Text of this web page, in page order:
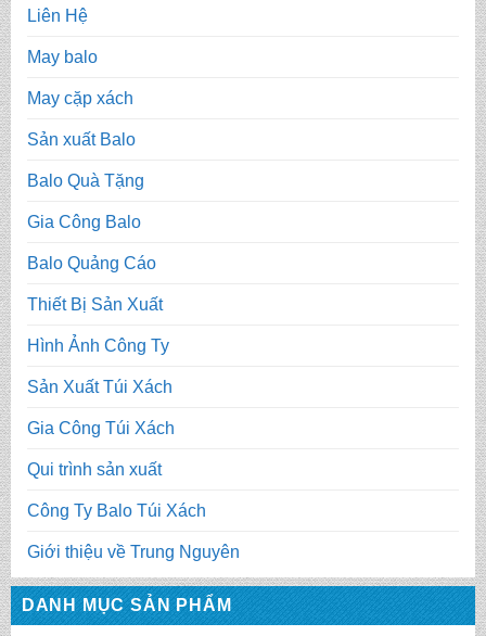
Liên Hệ
May balo
May cặp xách
Sản xuất Balo
Balo Quà Tặng
Gia Công Balo
Balo Quảng Cáo
Thiết Bị Sản Xuất
Hình Ảnh Công Ty
Sản Xuất Túi Xách
Gia Công Túi Xách
Qui trình sản xuất
Công Ty Balo Túi Xách
Giới thiệu về Trung Nguyên
DANH MỤC SẢN PHẨM